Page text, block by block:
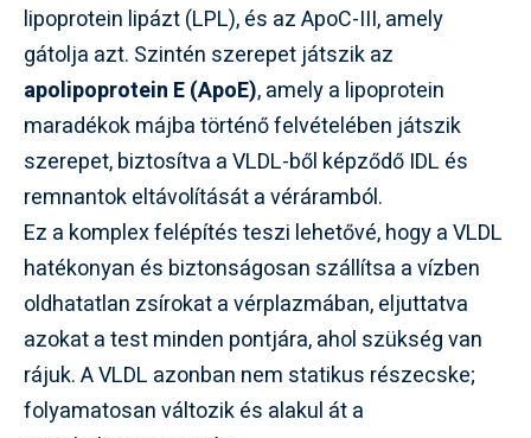
lipoprotein lipázt (LPL), és az ApoC-III, amely
gátolja azt. Szintén szerepet játszik az
apolipoprotein E (ApoE), amely a lipoprotein
maradékok májba történő felvételében játszik
szerepet, biztosítva a VLDL-ből képződő IDL és
remnantok eltávolítását a véráramból.
Ez a komplex felépítés teszi lehetővé, hogy a VLDL
hatékonyan és biztonságosan szállítsa a vízben
oldhatatlan zsírokat a vérplazmában, eljuttatva
azokat a test minden pontjára, ahol szükség van
rájuk. A VLDL azonban nem statikus részecske;
folyamatosan változik és alakul át a